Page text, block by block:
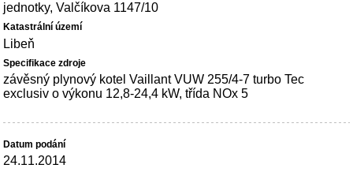
jednotky, Valčíkova 1147/10
Libeň
závěsný plynový kotel Vaillant VUW 255/4-7 turbo Tec
exclusiv o výkonu 12,8-24,4 kW, třída NOx 5
24.11.2014